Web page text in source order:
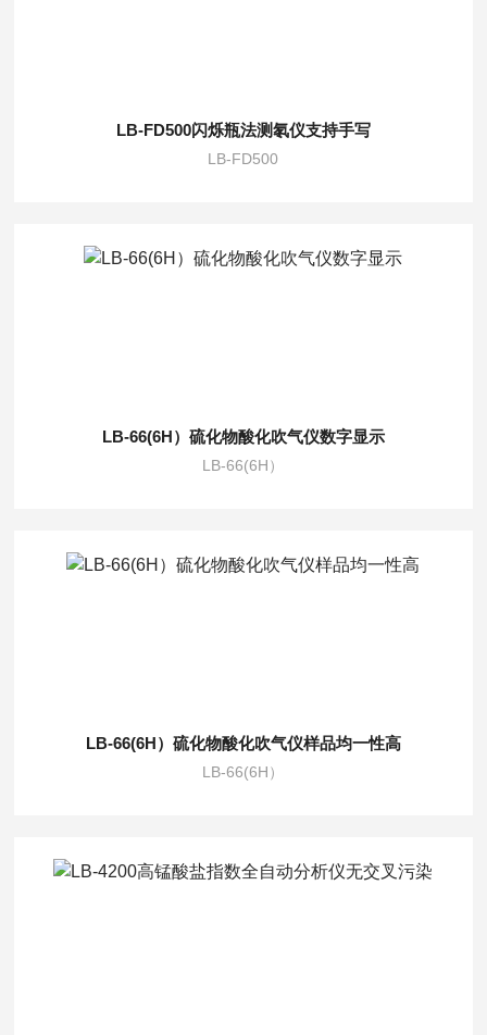
LB-FD500闪烁瓶法测氡仪支持手写
LB-FD500
LB-66(6H）硫化物酸化吹气仪数字显示
LB-66(6H）
LB-66(6H）硫化物酸化吹气仪样品均一性高
LB-66(6H）